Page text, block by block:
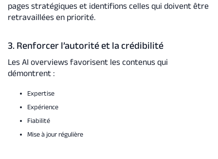
pages stratégiques et identifions celles qui doivent être
retravaillées en priorité.
3. Renforcer l’autorité et la crédibilité
Les AI overviews favorisent les contenus qui
démontrent :
Expertise
Expérience
Fiabilité
Mise à jour régulière